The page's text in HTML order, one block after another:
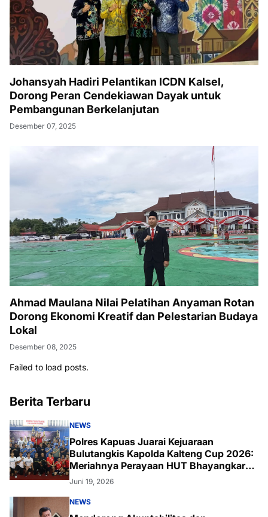
Johansyah Hadiri Pelantikan ICDN Kalsel,
Dorong Peran Cendekiawan Dayak untuk
Pembangunan Berkelanjutan
Desember 07, 2025
Ahmad Maulana Nilai Pelatihan Anyaman Rotan
Dorong Ekonomi Kreatif dan Pelestarian Budaya
Lokal
Desember 08, 2025
Failed to load posts.
Berita Terbaru
NEWS
Polres Kapuas Juarai Kejuaraan
Bulutangkis Kapolda Kalteng Cup 2026:
Meriahnya Perayaan HUT Bhayangkara
ke-80 di Palangka Raya
Juni 19, 2026
NEWS